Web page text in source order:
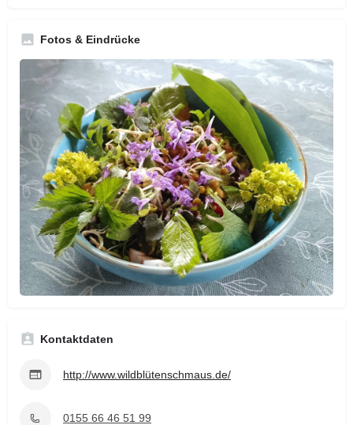
Fotos & Eindrücke
Kontaktdaten
http://www.wildblütenschmaus.de/
0155 66 46 51 99